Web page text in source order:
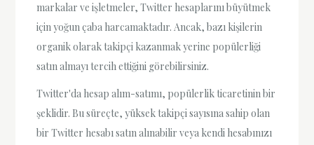
markalar ve işletmeler, Twitter hesaplarını büyütmek
için yoğun çaba harcamaktadır. Ancak, bazı kişilerin
organik olarak takipçi kazanmak yerine popülerliği
satın almayı tercih ettiğini görebilirsiniz.
Twitter'da hesap alım-satımı, popülerlik ticaretinin bir
şeklidir. Bu süreçte, yüksek takipçi sayısına sahip olan
bir Twitter hesabı satın alınabilir veya kendi hesabınızı